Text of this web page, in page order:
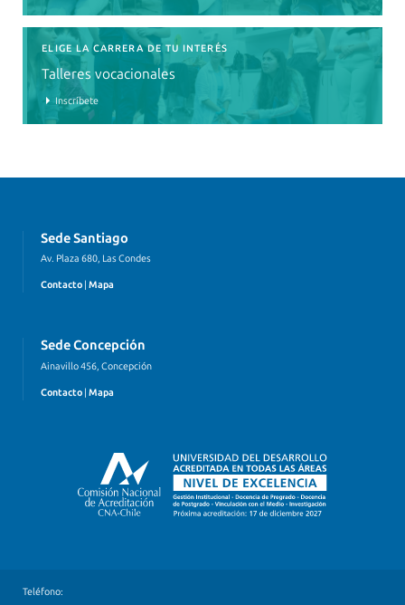
ELIGE LA CARRERA DE TU INTERÉS
Talleres vocacionales
Inscríbete
Sede Santiago
Av. Plaza 680, Las Condes
Contacto Mapa
Sede Concepción
Ainavillo 456, Concepción
Contacto Mapa
Teléfono: